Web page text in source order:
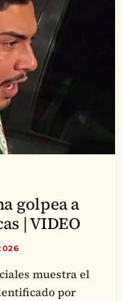
golpea a
| VIDEO
muestra el
por